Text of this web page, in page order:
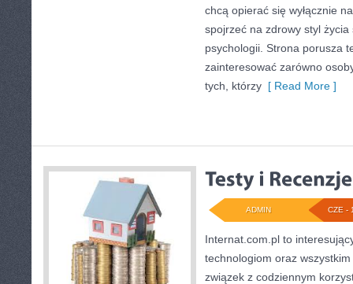
chcą opierać się wyłącznie
spojrzeć na zdrowy styl
psychologii. Strona porusza
zainteresować zarówno
tych, którzy [ Read More ]
CZE -
ADMIN
Internat.com.pl to
technologiom oraz
związek z codziennym